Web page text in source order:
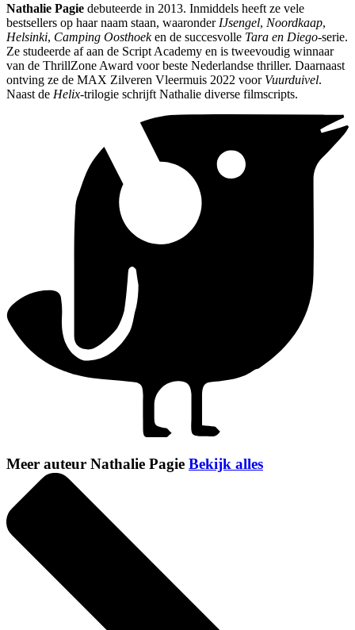
Nathalie Pagie debuteerde in 2013. Inmiddels heeft ze vele
bestsellers op haar naam staan, waaronder IJsengel, Noordkaap,
Helsinki, Camping Oosthoeken de succesvolle Tara en Diego-serie.
Ze studeerde af aan de Script Academy en is tweevoudig winnaar
van de ThrillZone Award voor beste Nederlandse thriller. Daarnaast
ontving ze de MAX Zilveren Vleermuis 2022 voor Vuurduivel.
Naast de Helix-trilogie schrijft Nathalie diverse filmscripts.
Meer auteur Nathalie Pagie Bekijk alles